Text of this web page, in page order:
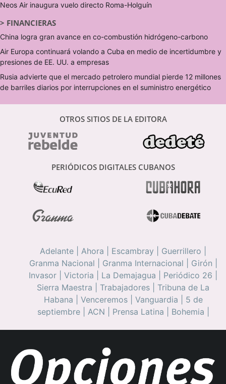
Neos Air inaugura vuelo directo Roma-Holguín
> FINANCIERAS
China logra gran avance en co-combustión hidrógeno-carbono
Air Europa continuará volando a Cuba en medio de incertidumbre y
presiones de EE. UU. a empresas
Rusia advierte que el mercado petrolero mundial pierde 12 millones
de barriles diarios por interrupciones en el suministro energético
OTROS SITIOS DE LA EDITORA
PERIÓDICOS DIGITALES CUBANOS
Adelante Ahora Escambray Guerrillero
Granma Nacional
Granma Internacional Girón
Invasor
Victoria La Demajagua Periódico 26
Sierra Maestra
Trabajadores
Tribuna de La
Habana
Venceremos| Vanguardia
5 de
septiembre| ACN Prensa Latina Bohemia